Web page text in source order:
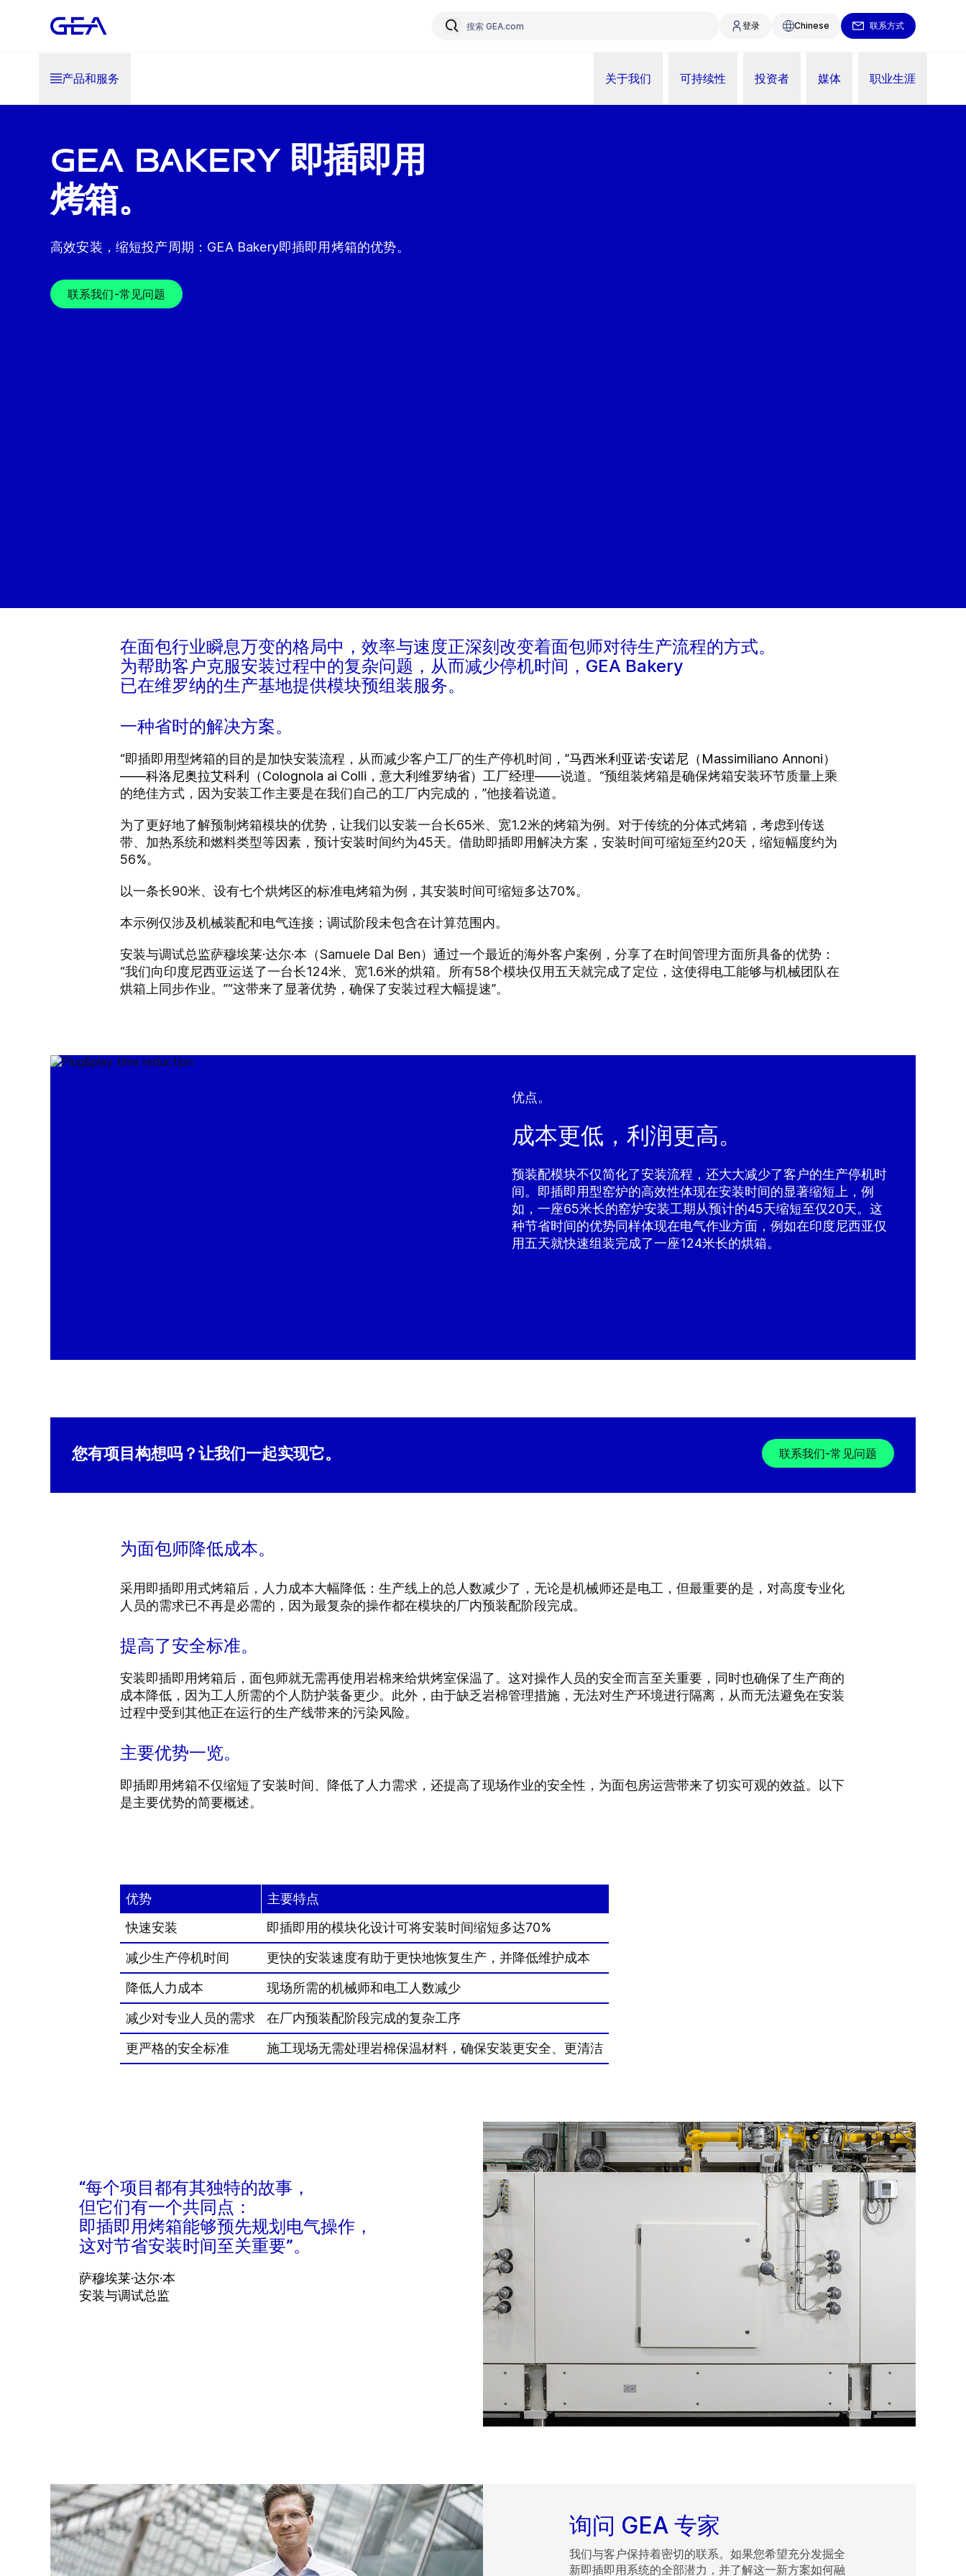
登录 Chinese 联系方式
产品和服务 关于我们 可持续性 投资者 媒体 职业生涯
GEA Bakery 即插即用
烤箱。
高效安装，缩短投产周期：GEA Bakery即插即用烤箱的优势。
联系我们-常见问题
在面包行业瞬息万变的格局中，效率与速度正深刻改变着面包师对待生产流程的方式。
为帮助客户克服安装过程中的复杂问题，从而减少停机时间，GEA Bakery
已在维罗纳的生产基地提供模块预组装服务。
一种省时的解决方案。
“即插即用型烤箱的目的是加快安装流程，从而减少客户工厂的生产停机时间 ，”马西米利亚诺·安诺尼（Massimiliano Annoni）
——科洛尼奥拉艾科利（Colognola ai Colli，意大利维罗纳省）工厂经理——说道。“预组装烤箱是确保烤箱安装环节质量上乘
的绝佳方式，因为安装工作主要是在我们自己的工厂内完成的，”他接着说道。
为了更好地了解预制烤箱模块的优势，让我们以安装一台长65米、宽1.2米的烤箱为例。对于传统的分体式烤箱，考虑到传送
带、加热系统和燃料类型等因素，预计安装时间约为45天。借助即插即用解决方案，安装时间可缩短至约20天，缩短幅度约为
56%。
以一条长90米、设有七个烘烤区的标准电烤箱为例，其安装时间可缩短多达70%。
本示例仅涉及机械装配和电气连接；调试阶段未包含在计算范围内。
安装与调试总监萨穆埃莱·达尔·本（Samuele Dal Ben）通过一个最近的海外客户案例，分享了在时间管理方面所具备的优势：
“我们向印度尼西亚运送了一台长124米、宽1.6米的烘箱。所有58个模块仅用五天就完成了定位，这使得电工能够与机械团队在
烘箱上同步作业。”“这带来了显著优势，确保了安装过程大幅提速”。
优点。
成本更低，利润更高。
预装配模块不仅简化了安装流程，还大大减少了客户的生产停机时
间。即插即用型窑炉的高效性体现在安装时间的显著缩短上，例
如，一座65米长的窑炉安装工期从预计的45天缩短至仅20天。这
种节省时间的优势同样体现在电气作业方面，例如在印度尼西亚仅
用五天就快速组装完成了一座124米长的烘箱。
您有项目构想吗？让我们一起实现它。 联系我们-常见问题
为面包师降低成本。
采用即插即用式烤箱后，人力成本大幅降低：生产线上的总人数减少了，无论是机械师还是电工，但最重要的是，对高度专业化
人员的需求已不再是必需的，因为最复杂的操作都在模块的厂内预装配阶段完成。
提高了安全标准。
安装即插即用烤箱后，面包师就无需再使用岩棉来给烘烤室保温了。这对操作人员的安全而言至关重要，同时也确保了生产商的
成本降低，因为工人所需的个人防护装备更少。此外，由于缺乏岩棉管理措施，无法对生产环境进行隔离，从而无法避免在安装
过程中受到其他正在运行的生产线带来的污染风险。
主要优势一览。
即插即用烤箱不仅缩短了安装时间、降低了人力需求，还提高了现场作业的安全性，为面包房运营带来了切实可观的效益。以下
是主要优势的简要概述。
优势
主要特点
快速安装
即插即用的模块化设计可将安装时间缩短多达70%
减少生产停机时间
更快的安装速度有助于更快地恢复生产，并降低维护成本
降低人力成本
现场所需的机械师和电工人数减少
减少对专业人员的需求
在厂内预装配阶段完成的复杂工序
更严格的安全标准
施工现场无需处理岩棉保温材料，确保安装更安全、更清洁
“每个项目都有其独特的故事，
但它们有一个共同点：
即插即用烤箱能够预先规划电气操作，
这对节省安装时间至关重要”。
萨穆埃莱·达尔·本
安装与调试总监
询问 GEA 专家
我们与客户保持着密切的联系。如果您希望充分发掘全
新即插即用系统的全部潜力，并了解这一新方案如何融